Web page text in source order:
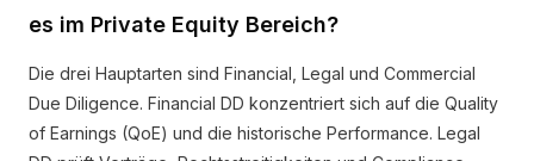
es im Private Equity Bereich?
Die drei Hauptarten sind Financial, Legal und Commercial
Due Diligence. Financial DD konzentriert sich auf die Quality
of Earnings (QoE) und die historische Performance. Legal